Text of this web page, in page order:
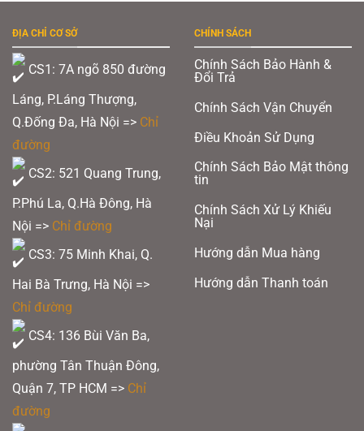
ĐỊA CHỈ CƠ SỞ
CS1: 7A ngõ 850 đường
Láng, P.Láng Thượng,
Q.Đống Đa, Hà Nội => Chỉ
đường
CS2: 521 Quang Trung,
P.Phú La, Q.Hà Đông, Hà
Nội => Chỉ đường
CS3: 75 Minh Khai, Q.
Hai Bà Trưng, Hà Nội =>
Chỉ đường
CS4: 136 Bùi Văn Ba,
phường Tân Thuận Đông,
Quận 7, TP HCM => Chỉ
đường
CHÍNH SÁCH
Chính Sách Bảo Hành &
Đổi Trả
Chính Sách Vận Chuyển
Điều Khoản Sử Dụng
Chính Sách Bảo Mật thông
tin
Chính Sách Xử Lý Khiếu
Nại
Hướng dẫn Mua hàng
Hướng dẫn Thanh toán